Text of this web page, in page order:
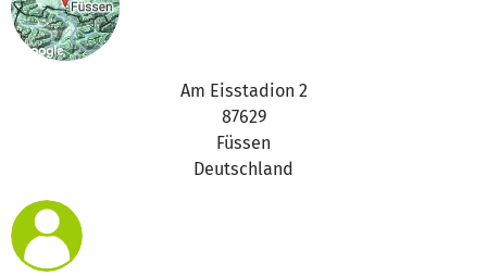
Am Eisstadion 2
87629
Füssen
Deutschland